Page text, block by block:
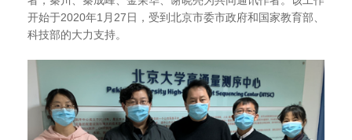
开始于2020年1月27日，受到北京市委市政府和国家教育部、
科技部的大力支持。